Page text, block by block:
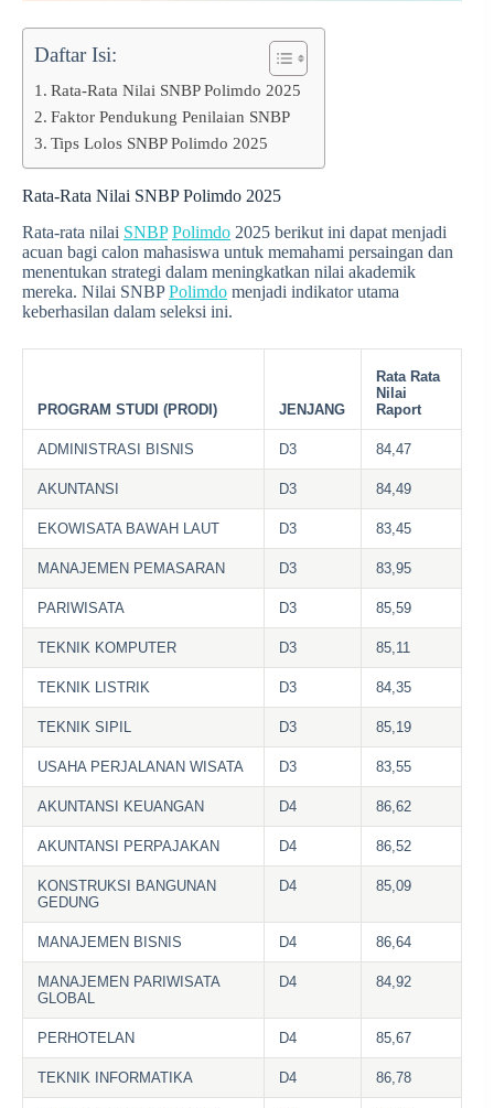
Daftar Isi:
Rata-Rata Nilai SNBP Polimdo 2025
Faktor Pendukung Penilaian SNBP
Tips Lolos SNBP Polimdo 2025
Rata-Rata Nilai SNBP Polimdo 2025
Rata-rata nilai SNBP Polimdo 2025 berikut ini dapat menjadi
acuan bagi calon mahasiswa untuk memahami persaingan dan
menentukan strategi dalam meningkatkan nilai akademik
mereka. Nilai SNBPPolimdo menjadi indikator utama
keberhasilan dalam seleksi ini.
PROGRAM STUDI (PRODI) JENJANG
Rata Rata
Nilai
Raport
ADMINISTRASI BISNIS D3 84,47
AKUNTANSI D3 84,49
EKOWISATA BAWAH LAUT D3 83,45
MANAJEMEN PEMASARAN D3 83,95
PARIWISATA D3 85,59
TEKNIK KOMPUTER D3 85,11
TEKNIK LISTRIK D3 84,35
TEKNIK SIPIL D3 85,19
USAHA PERJALANAN WISATA D3 83,55
AKUNTANSI KEUANGAN D4 86,62
AKUNTANSI PERPAJAKAN D4 86,52
KONSTRUKSI BANGUNAN
GEDUNG
D4 85,09
MANAJEMEN BISNIS D4 86,64
MANAJEMEN PARIWISATA
GLOBAL
D4 84,92
PERHOTELAN D4 85,67
TEKNIK INFORMATIKA D4 86,78